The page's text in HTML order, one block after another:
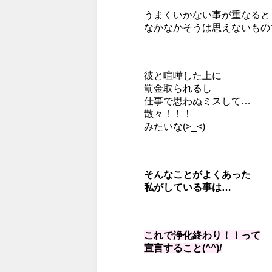
うまくいかない事が重なると
なかなかそうは思えないも
彼と喧嘩した上に
罰金取られるし
仕事で思わぬミスして…
散々！！！
みたいな(>_<)
そんなことがよくあった
私がしている事は…
これで浄化終わり！！って
宣言すること(^^)/